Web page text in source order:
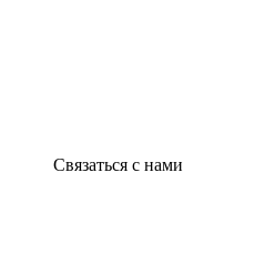
Связаться с нами